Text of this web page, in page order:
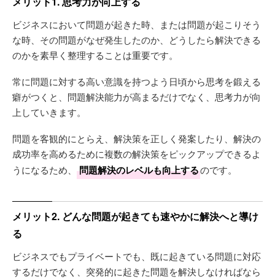
ビジネスにおいて問題が起きた時、または問題が起こりそう
な時、その問題がなぜ発生したのか、どうしたら解決できる
のかを素早く整理することは重要です。
常に問題に対する高い意識を持つよう日頃から思考を鍛える
癖がつくと、問題解決能力が高まるだけでなく、思考力が向
上していきます。
問題を客観的にとらえ、解決策を正しく発案したり、解決の
成功率を高めるために複数の解決策をピックアップできるよ
うになるため、
問題解決のレベルも向上するのです。
メリット2. どんな問題が起きても速やかに解決へと導け
る
ビジネスでもプライベートでも、既に起きている問題に対応
するだけでなく、突発的に起きた問題を解決しなければなら